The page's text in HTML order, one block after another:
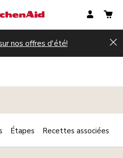
nos offres d'été!
Print
Étapes Recettes associées